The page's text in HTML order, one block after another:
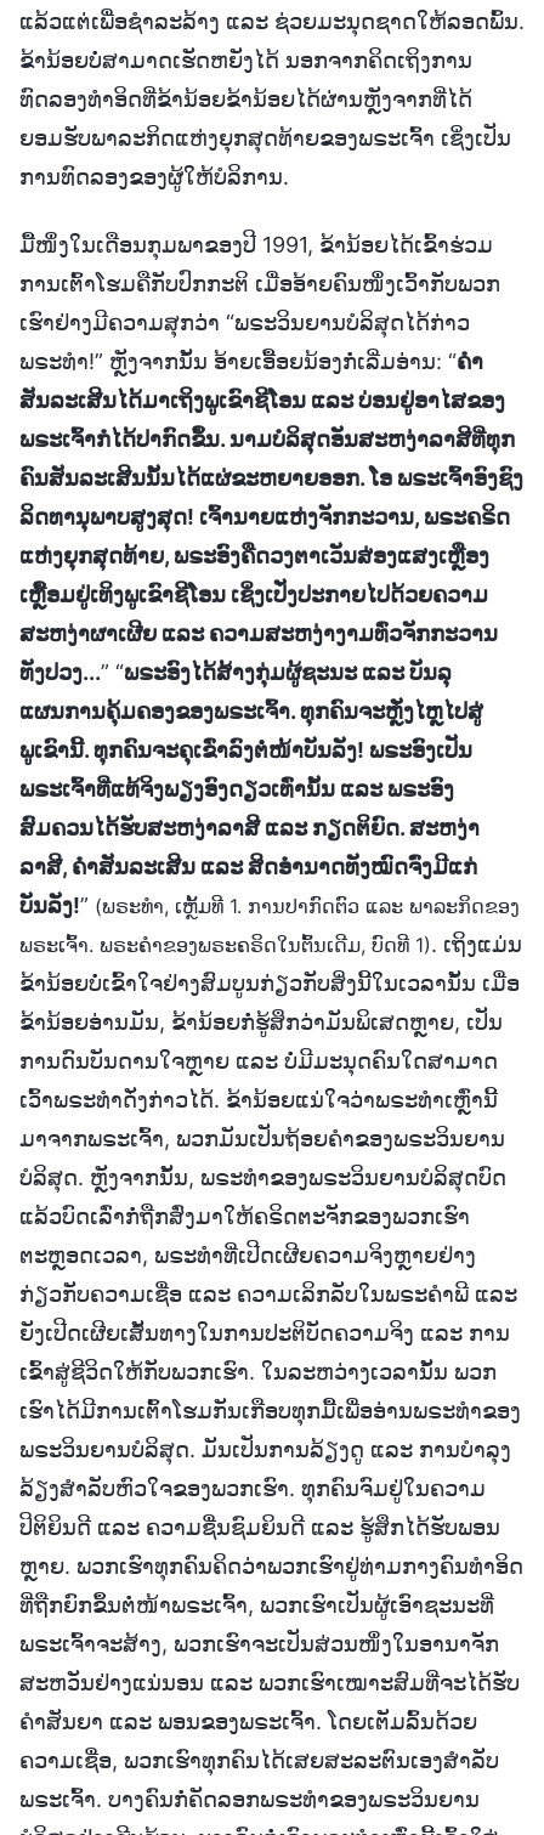
ແລ້ວແຕ່ເພື່ອຊຳລະລ້າງ ແລະ ຊ່ວຍມະນຸດຊາດໃຫ້ລອດພົ້ນ.
ຂ້ານ້ອຍບໍ່ສາມາດເຮັດຫຍັງໄດ້ ນອກຈາກຄິດເຖິງການ
ທົດລອງທຳອິດທີ່ຂ້ານ້ອຍຂ້ານ້ອຍໄດ້ຜ່ານຫຼັງຈາກທີ່ໄດ້
ຍອມຮັບພາລະກິດແຫ່ງຍຸກສຸດທ້າຍຂອງພຣະເຈົ້າ ເຊິ່ງເປັນ
ການທົດລອງຂອງຜູ້ໃຫ້ບໍລິການ.
ມື້ໜຶ່ງໃນເດືອນກຸມພາຂອງປີ 1991, ຂ້ານ້ອຍໄດ້ເຂົ້າຮ່ວມ
ການເຕົ້າໂຮມຄືກັບປົກກະຕິ ເມື່ອອ້າຍຄົນໜຶ່ງເວົ້າກັບພວກ
ເຮົາຢ່າງມີຄວາມສຸກວ່າ “ພຣະວິນຍານບໍລິສຸດໄດ້ກ່າວ
ພຣະທຳ!” ຫຼັງຈາກນັ້ນ ອ້າຍເອື້ອຍນ້ອງກໍ່ເລີ່ມອ່ານ: “ຄຳ
ສັນລະເສີນໄດ້ມາເຖິງພູເຂົາຊີໂອນ ແລະ ບ່ອນຢູ່ອາໄສຂອງ
ພຣະເຈົ້າກໍໄດ້ປາກົດຂຶ້ນ. ນາມບໍລິສຸດອັນສະຫງ່າລາສີທີ່ທຸກ
ຄົນສັນລະເສີນນັ້ນໄດ້ແຜ່ຂະຫຍາຍອອກ. ໂອ ພຣະເຈົ້າອົງຊົງ
ລິດທານຸພາບສູງສຸດ! ເຈົ້ານາຍແຫ່ງຈັກກະວານ, ພຣະຄຣິດ
ແຫ່ງຍຸກສຸດທ້າຍ, ພຣະອົງຄືດວງຕາເວັນສ່ອງແສງເຫຼືອງ
ເຫຼື້ອມຢູ່ເທິງພູເຂົາຊີໂອນ ເຊິ່ງເປັ່ງປະກາຍໄປດ້ວຍຄວາມ
ສະຫງ່າຜາເຜີຍ ແລະ ຄວາມສະຫງ່າງາມທົ່ວຈັກກະວານ
ທັງປວງ...” “ພຣະອົງໄດ້ສ້າງກຸ່ມຜູ້ຊະນະ ແລະ ບັນລຸ
ແຜນການຄຸ້ມຄອງຂອງພຣະເຈົ້າ. ທຸກຄົນຈະຫຼັ່ງໄຫຼໄປສູ່
ພູເຂົານີ້. ທຸກຄົນຈະຄຸເຂົ່າລົງຕໍ່ໜ້າບັນລັງ! ພຣະອົງເປັນ
ພຣະເຈົ້າທີ່ແທ້ຈິງພຽງອົງດຽວເທົ່ານັ້ນ ແລະ ພຣະອົງ
ສົມຄວນໄດ້ຮັບສະຫງ່າລາສີ ແລະ ກຽດຕິຍົດ. ສະຫງ່າ
ລາສີ, ຄຳສັນລະເສີນ ແລະ ສິດອຳນາດທັງໝົດຈົ່ງມີແກ່
ບັນລັງ!” (ພຣະທຳ, ເຫຼັ້ມທີ 1. ການປາກົດຕົວ ແລະ ພາລະກິດຂອງ
ພຣະເຈົ້າ. ພຣະຄຳຂອງພຣະຄຣິດໃນຕົ້ນເດີມ, ບົດທີ 1). ເຖິງແມ່ນ
ຂ້ານ້ອຍບໍ່ເຂົ້າໃຈຢ່າງສົມບູນກ່ຽວກັບສິ່ງນີ້ໃນເວລານັ້ນ ເມື່ອ
ຂ້ານ້ອຍອ່ານມັນ, ຂ້ານ້ອຍກໍ່ຮູ້ສຶກວ່າມັນພິເສດຫຼາຍ, ເປັນ
ການດົນບັນດານໃຈຫຼາຍ ແລະ ບໍ່ມີມະນຸດຄົນໃດສາມາດ
ເວົ້າພຣະທຳດັ່ງກ່າວໄດ້. ຂ້ານ້ອຍແນ່ໃຈວ່າພຣະທຳເຫຼົ່ານີ້
ມາຈາກພຣະເຈົ້າ, ພວກມັນເປັນຖ້ອຍຄຳຂອງພຣະວິນຍານ
ບໍລິສຸດ. ຫຼັງຈາກນັ້ນ, ພຣະທຳຂອງພຣະວິນຍານບໍລິສຸດບົດ
ແລ້ວບົດເລົ່າກໍ່ຖືກສົ່ງມາໃຫ້ຄຣິດຕະຈັກຂອງພວກເຮົາ
ຕະຫຼອດເວລາ, ພຣະທຳທີ່ເປີດເຜີຍຄວາມຈິງຫຼາຍຢ່າງ
ກ່ຽວກັບຄວາມເຊື່ອ ແລະ ຄວາມເລິກລັບໃນພຣະຄຳພີ ແລະ
ຍັງເປີດເຜີຍເສັ້ນທາງໃນການປະຕິບັດຄວາມຈິງ ແລະ ການ
ເຂົ້າສູ່ຊີວິດໃຫ້ກັບພວກເຮົາ. ໃນລະຫວ່າງເວລານັ້ນ ພວກ
ເຮົາໄດ້ມີການເຕົ້າໂຮມກັນເກືອບທຸກມື້ເພື່ອອ່ານພຣະທຳຂອງ
ພຣະວິນຍານບໍລິສຸດ. ມັນເປັນການລ້ຽງດູ ແລະ ການບຳລຸງ
ລ້ຽງສຳລັບຫົວໃຈຂອງພວກເຮົາ. ທຸກຄົນຈົມຢູ່ໃນຄວາມ
ປິຕິຍິນດີ ແລະ ຄວາມຊື່ນຊົມຍິນດີ ແລະ ຮູ້ສຶກໄດ້ຮັບພອນ
ຫຼາຍ. ພວກເຮົາທຸກຄົນຄິດວ່າພວກເຮົາຢູ່ທ່າມກາງຄົນທຳອິດ
ທີ່ຖືກຍົກຂຶ້ນຕໍ່ໜ້າພຣະເຈົ້າ, ພວກເຮົາເປັນຜູ້ເອົາຊະນະທີ່
ພຣະເຈົ້າຈະສ້າງ, ພວກເຮົາຈະເປັນສ່ວນໜຶ່ງໃນອານາຈັກ
ສະຫວັນຢ່າງແນ່ນອນ ແລະ ພວກເຮົາເໝາະສົມທີ່ຈະໄດ້ຮັບ
ຄຳສັນຍາ ແລະ ພອນຂອງພຣະເຈົ້າ. ໂດຍເຕັມລົ້ນດ້ວຍ
ຄວາມເຊື່ອ, ພວກເຮົາທຸກຄົນໄດ້ເສຍສະລະຕົນເອງສຳລັບ
ພຣະເຈົ້າ. ບາງຄົນກໍ່ຄັດລອກພຣະທຳຂອງພຣະວິນຍານ